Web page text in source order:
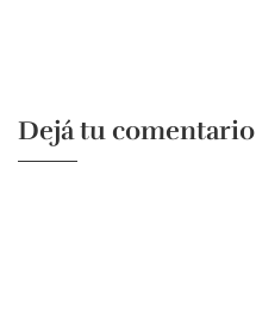
Dejá tu comentario